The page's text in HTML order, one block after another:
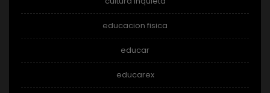
educacion fisica
educar
educarex